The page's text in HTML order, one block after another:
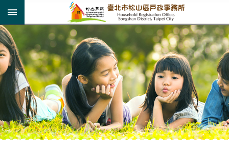
跳到主要內容區塊